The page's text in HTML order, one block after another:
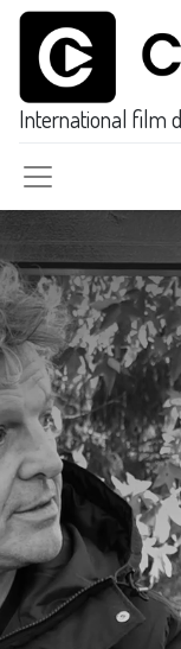
International film